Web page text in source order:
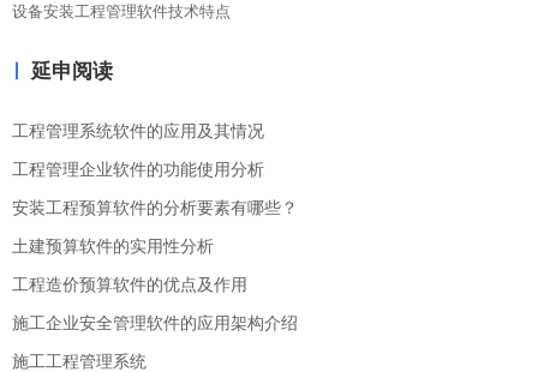
设备安装工程管理软件技术特点
延申阅读
工程管理系统软件的应用及其情况
工程管理企业软件的功能使用分析
安装工程预算软件的分析要素有哪些？
土建预算软件的实用性分析
工程造价预算软件的优点及作用
施工企业安全管理软件的应用架构介绍
施工工程管理系统